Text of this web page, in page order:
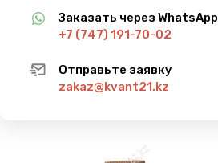
Заказать через WhatsApp
+7 (747) 191-70-02
Отправьте заявку
zakaz@kvant21.kz